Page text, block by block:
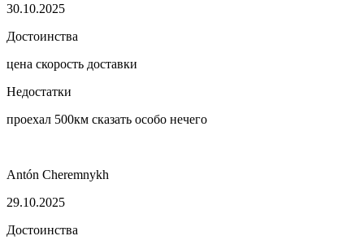
30.10.2025
Достоинства
цена скорость доставки
Недостатки
проехал 500км сказать особо нечего
Antón Cheremnykh
29.10.2025
Достоинства